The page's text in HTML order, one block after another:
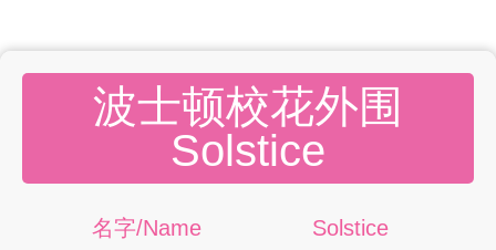
波士顿校花外围
Solstice
名字/Name
Solstice